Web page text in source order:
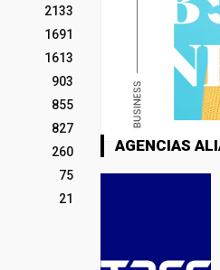
2133
1691
1613
903
855
827
260
75
21
AGENCIAS